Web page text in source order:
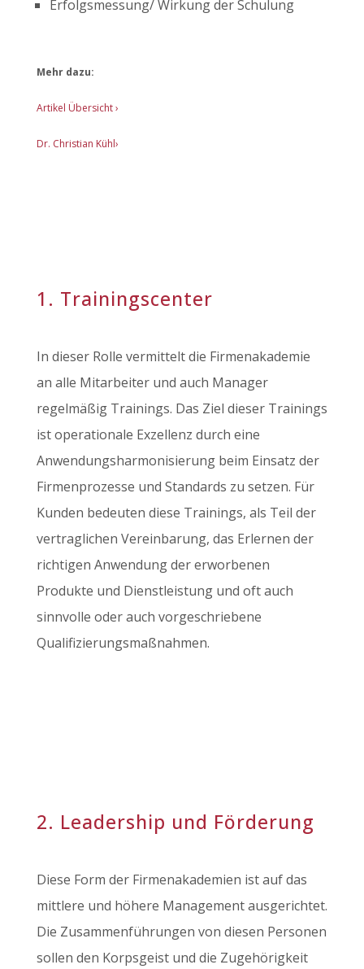
Erfolgsmessung/ Wirkung der Schulung
Mehr dazu:
Artikel Übersicht›
Dr. Christian Kühl›
1. Trainingscenter
In dieser Rolle vermittelt die Firmenakademie
an alle Mitarbeiter und auch Manager
regelmäßig Trainings. Das Ziel dieser Trainings
ist operationale Exzellenz durch eine
Anwendungsharmonisierung beim Einsatz der
Firmenprozesse und Standards zu setzen. Für
Kunden bedeuten diese Trainings, als Teil der
vertraglichen Vereinbarung, das Erlernen der
richtigen Anwendung der erworbenen
Produkte und Dienstleistung und oft auch
sinnvolle oder auch vorgeschriebene
Qualifizierungsmaßnahmen.
2. Leadership und Förderung
Diese Form der Firmenakademien ist auf das
mittlere und höhere Management ausgerichtet.
Die Zusammenführungen von diesen Personen
sollen den Korpsgeist und die Zugehörigkeit